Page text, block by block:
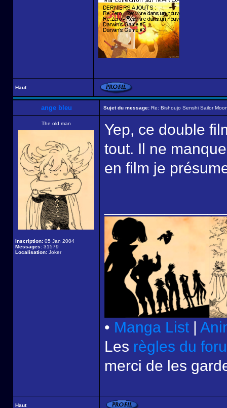
Haut
ange bleu Sujet du message: Re: Bishoujo Senshi Sailor
The old man
Inscription: 05 Jan 2004
Messages: 31579
Localisation: Joker
Yep, ce double
tout. Il ne
en film je
• Manga List |
Les règles du
merci de les
Haut